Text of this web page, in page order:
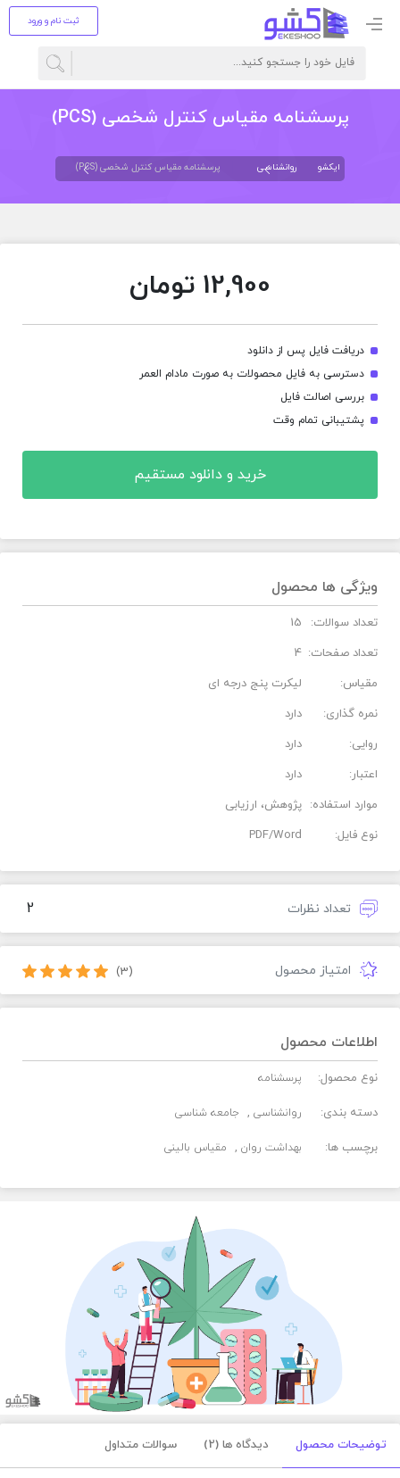
ثبت نام و ورود
پرسشنامه مقیاس کنترل شخصی (PCS)
ایکشو روانشناسی پرسشنامه مقیاس کنترل شخصی (PCS)
12,900 تومان
دریافت فایل پس از دانلود
دسترسی به فایل محصولات به صورت مادام العمر
بررسی اصالت فایل
پشتیبانی تمام وقت
خرید و دانلود مستقیم
ویژگی ها محصول
تعداد سوالات:
15
تعداد صفحات: 4
مقیاس:
لیکرت پنج درجه ای
نمره گذاری:
دارد
روایی:
دارد
اعتبار:
دارد
موارد استفاده: پژوهش، ارزیابی
نوع فایل:
PDF/Word
تعداد نظرات 2
امتیاز محصول (3)
اطلاعات محصول
نوع محصول: پرسشنامه
دسته بندی: روانشناسی جامعه شناسی
برچسب ها: بهداشت روان مقیاس بالینی
توضیحات محصول دیدگاه ها (2) سوالات متداول